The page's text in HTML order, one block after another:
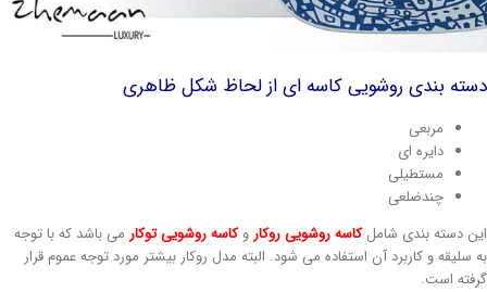
بندی روشویی کاسه ای از لحاظ شکل ظاهری
مربعی
دایره ای
مستطیلی
چندضلعی
دسته بندی شاملکاسه روشویی روکاروکاسه روشویی توکارمی باشد که با توجه
سلیقه و کاربرد آن استفاده می شود. البته مدل روکار بیشتر مورد توجه عموم قرار
است.